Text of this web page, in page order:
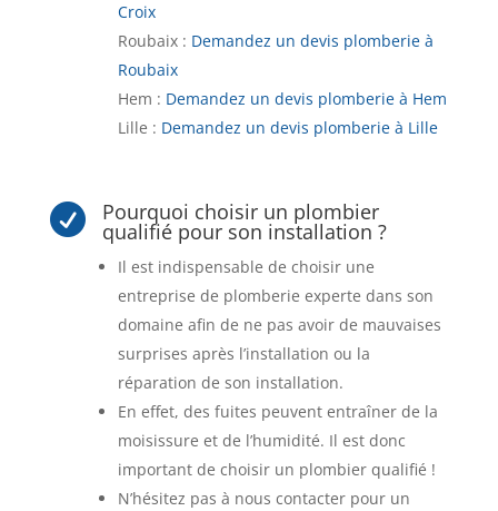
Croix
Roubaix : Demandez un devis plomberie à
Roubaix
Hem : Demandez un devis plomberie à Hem
Lille : Demandez un devis plomberie à Lille
 Pourquoi choisir un plombier
qualifié pour son installation ?
Il est indispensable de choisir une
entreprise de plomberie experte dans son
domaine afin de ne pas avoir de mauvaises
surprises après l’installation ou la
réparation de son installation.
En effet, des fuites peuvent entraîner de la
moisissure et de l’humidité. Il est donc
important de choisir un plombier qualifié !
N’hésitez pas à nous contacter pour un